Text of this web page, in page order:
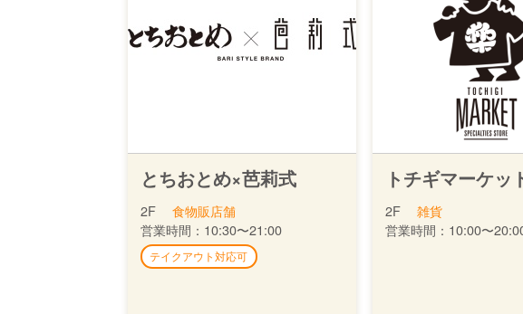
とちおとめ×芭莉式
2F
食物販店舗
営業時間： 10:30〜21:00
テイクアウト対応可
トチギマーケッ
2F
雑貨
営業時間： 10:00〜